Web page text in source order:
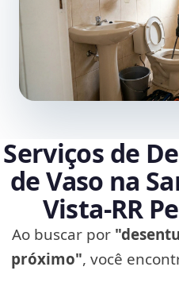
Serviços de
de Vaso na
Vista‑RR
Ao buscar por
próximo", você